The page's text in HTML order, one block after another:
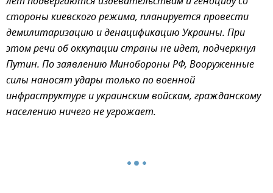
стороны киевского режима, планируется провести
демилитаризацию и денацификацию Украины. При
этом речи об оккупации страны не идет, подчеркнул
Путин. По заявлению Минобороны РФ, Вооруженные
силы наносят удары только по военной
инфраструктуре и украинским войскам, гражданскому
населению ничего не угрожает.